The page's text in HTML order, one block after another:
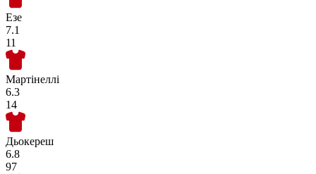
Езе
7.1
11
Мартінеллі
6.3
14
Дьокереш
6.8
97